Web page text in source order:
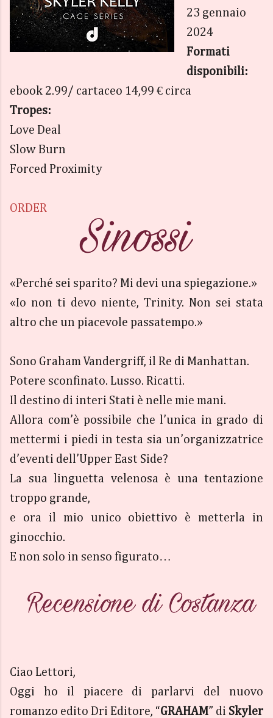
23 gennaio
2024
Formati
disponibili:
ebook 2.99/ cartaceo 14,99 € circa
Tropes:
Love Deal
Slow Burn
Forced Proximity
ORDER
«Perché sei sparito? Mi devi una spiegazione.»
«Io non ti devo niente, Trinity. Non sei stata
altro che un piacevole passatempo.»
Sono Graham Vandergriff, il Re di Manhattan.
Potere sconfinato. Lusso. Ricatti.
Il destino di interi Stati è nelle mie mani.
Allora com’è possibile che l’unica in grado di
mettermi i piedi in testa sia un’organizzatrice
d’eventi dell’Upper East Side?
La sua linguetta velenosa è una tentazione
troppo grande,
e ora il mio unico obiettivo è metterla in
ginocchio.
E non solo in senso figurato…
Ciao Lettori,
Oggi ho il piacere di parlarvi del nuovo
romanzo edito Dri Editore, “GRAHAM” di Skyler